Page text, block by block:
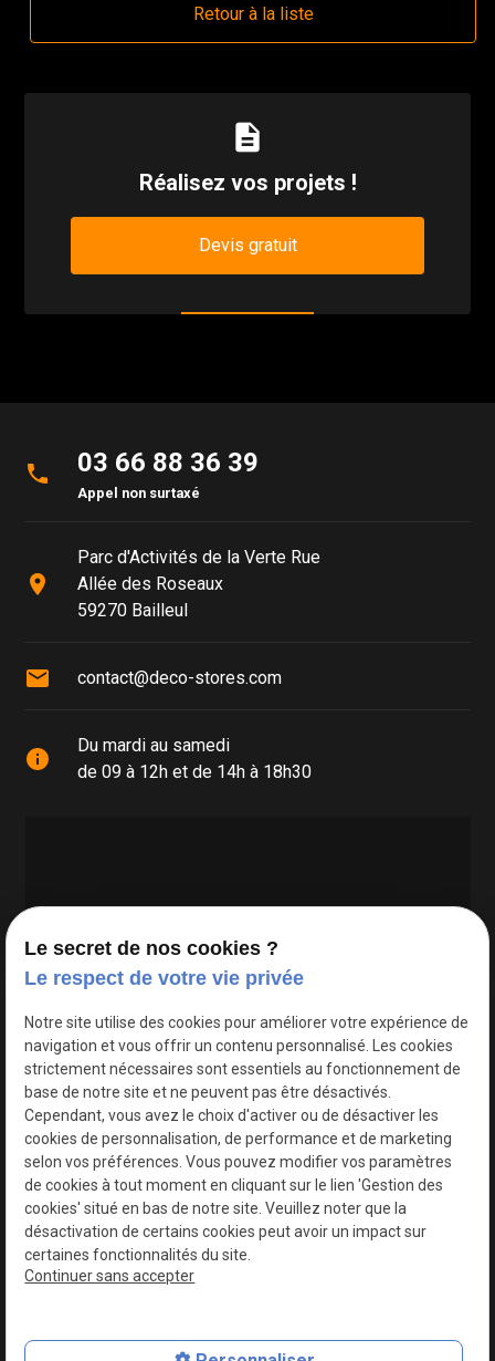
Retour à la liste
description
Réalisez vos projets !
Devis gratuit
phone 03 66 88 36 39
Appel non surtaxé
place
Parc d'Activités de la Verte Rue
Allée des Roseaux
59270 Bailleul
mail contact@deco-stores.com
info
Du mardi au samedi
de 09 à 12h et de 14h à 18h30
Google Maps Search API est désactivé.
Le secret de nos cookies ?
Le respect de votre vie privée
Notre site utilise des cookies pour améliorer votre expérience de
navigation et vous offrir un contenu personnalisé. Les cookies
strictement nécessaires sont essentiels au fonctionnement de
base de notre site et ne peuvent pas être désactivés.
Cependant, vous avez le choix d'activer ou de désactiver les
cookies de personnalisation, de performance et de marketing
selon vos préférences. Vous pouvez modifier vos paramètres
de cookies à tout moment en cliquant sur le lien 'Gestion des
cookies' situé en bas de notre site. Veuillez noter que la
désactivation de certains cookies peut avoir un impact sur
certaines fonctionnalités du site.
Continuer sans accepter